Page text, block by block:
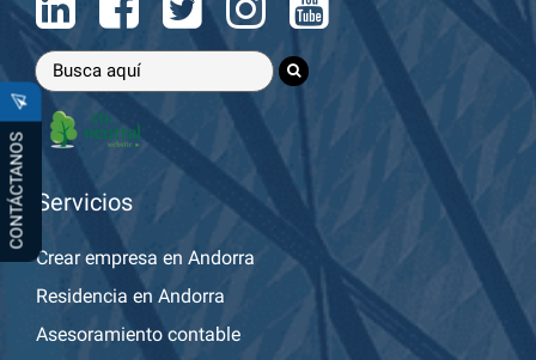
CONTÁCTANOS Servicios
Crear empresa en Andorra
Residencia en Andorra
Asesoramiento contable